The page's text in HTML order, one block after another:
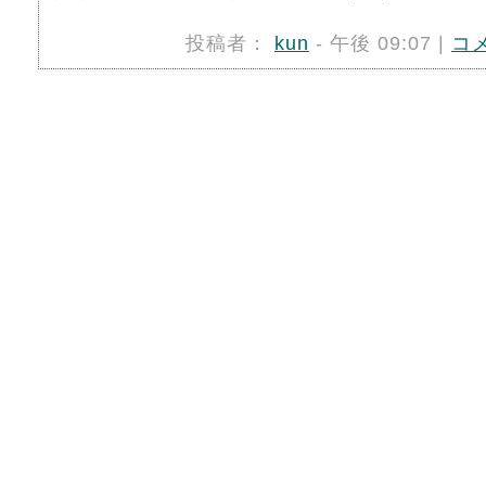
投稿者： kun - 午後 09:07 | コ